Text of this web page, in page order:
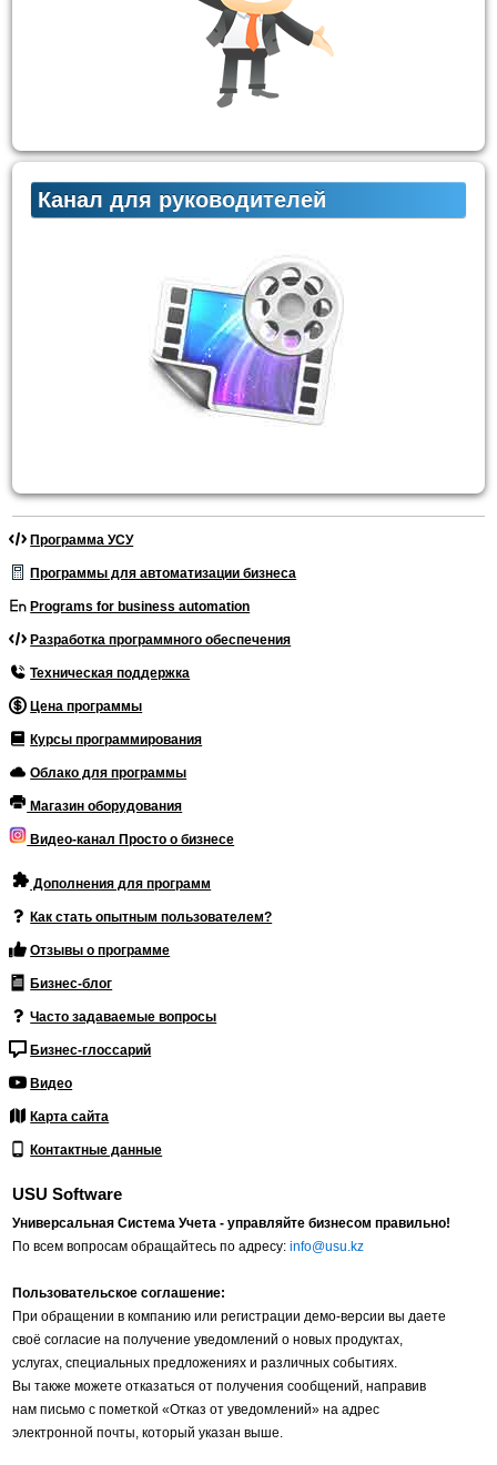
Канал для руководителей
Программа УСУ
Программы для автоматизации бизнеса
Programs for business automation
Разработка программного обеспечения
Техническая поддержка
Цена программы
Курсы программирования
Облако для программы
Магазин оборудования
Видео-канал Просто о бизнесе
Дополнения для программ
Как стать опытным пользователем?
Отзывы о программе
Бизнес-блог
Часто задаваемые вопросы
Бизнес-глоссарий
Видео
Карта сайта
Контактные данные
USU Software
Универсальная Система Учета - управляйте бизнесом правильно!
По всем вопросам обращайтесь по адресу:info@usu.kz
Пользовательское соглашение:
При обращении в компанию или регистрации демо-версии вы даете
своё согласие на получение уведомлений о новых продуктах,
услугах, специальных предложениях и различных событиях.
Вы также можете отказаться от получения сообщений, направив
нам письмо с пометкой «Отказ от уведомлений» на адрес
электронной почты, который указан выше.